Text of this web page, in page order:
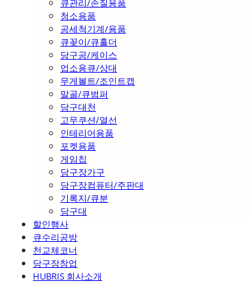
큐관리/손질용품
청소용품
공세척기계/용품
큐꽂이/큐홀더
당구공/케이스
업소용큐/상대
무게볼트/조인트캡
말골/큐범퍼
당구대천
고무쿠션/열선
인테리어용품
포켓용품
게임칩
당구장가구
당구장컴퓨터/주판대
기록지/큐분
당구대
할인행사
큐수리공방
천교체코너
당구장창업
HUBRIS 회사소개